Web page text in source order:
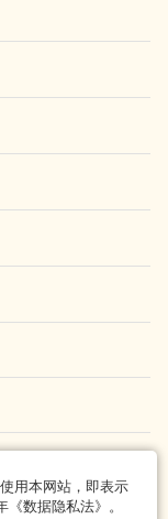
用本网站，即表示
《数据隐私法》。